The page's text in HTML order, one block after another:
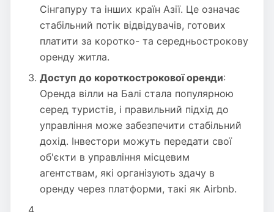
Сінгапуру та інших країн Азії. Це означає
стабільний потік відвідувачів, готових
платити за коротко- та середньострокову
оренду житла.
Доступ до короткострокової оренди:
Оренда вілли на Балі стала популярною
серед туристів, і правильний підхід до
управління може забезпечити стабільний
дохід. Інвестори можуть передати свої
об'єкти в управління місцевим
агентствам, які організують здачу в
оренду через платформи, такі як Airbnb.